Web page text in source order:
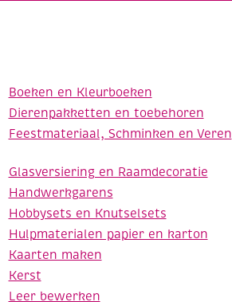
Boeken en Kleurboeken
Dierenpakketten en toebehoren
Feestmateriaal, Schminken en Veren
Glasversiering en Raamdecoratie
Handwerkgarens
Hobbysets en Knutselsets
Hulpmaterialen papier en karton
Kaarten maken
Kerst
Leer bewerken